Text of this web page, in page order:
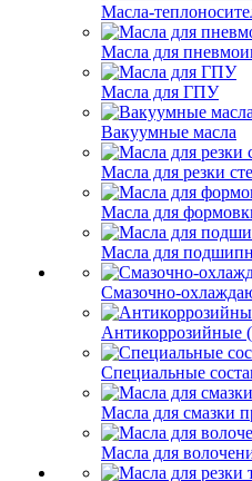
Масла-
Масла для
Масла для ГПУ
Вакуумные масла
Масла для резки
Масла для
Масла для
Смазочно-
Антикоррозийные
Специальные
Масла для смазки
Масла для